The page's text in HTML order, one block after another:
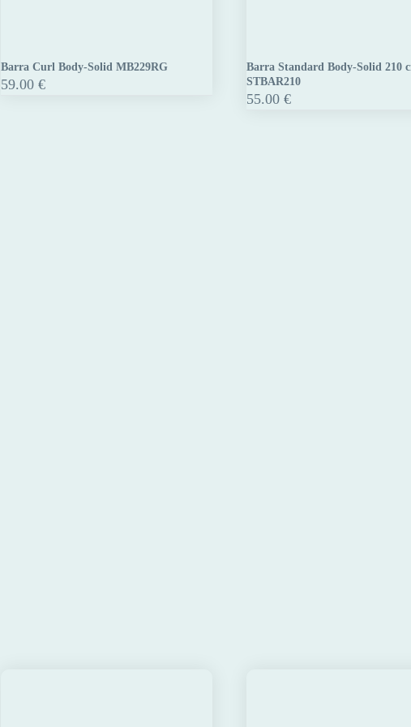
Barra
Curl
Barra Curl Body-Solid MB229RG
59.00 €
Barra
Standard
Barra Standard Body-Solid 210
STBAR210
55.00 €